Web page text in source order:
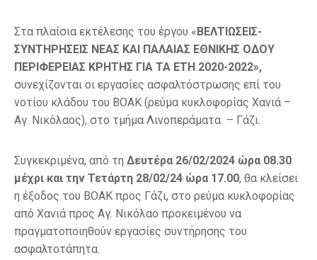
Στα πλαίσια εκτέλεσης του έργου «ΒΕΛΤΙΩΣΕΙΣ-
ΣΥΝΤΗΡΗΣΕΙΣ ΝΕΑΣ ΚΑΙ ΠΑΛΑΙΑΣ ΕΘΝΙΚΗΣ ΟΔΟΥ
ΠΕΡΙΦΕΡΕΙΑΣ ΚΡΗΤΗΣ ΓΙΑ ΤΑ ΕΤΗ 2020-2022»,
συνεχίζονται οι εργασίες ασφαλτόστρωσης επί του
νοτίου κλάδου του ΒΟΑΚ (ρεύμα κυκλοφορίας Χανιά –
Αγ. Νικόλαος), στο τμήμα Λινοπεράματα – Γάζι.
Συγκεκριμένα, από τη Δευτέρα 26/02/2024 ώρα 08.30
μέχρι και την Τετάρτη 28/02/24 ώρα 17.00, θα κλείσει
η έξοδος του ΒΟΑΚ προς Γάζι, στο ρεύμα κυκλοφορίας
από Χανιά προς Αγ. Νικόλαο προκειμένου να
πραγματοποιηθούν εργασίες συντήρησης του
ασφαλτοτάπητα.